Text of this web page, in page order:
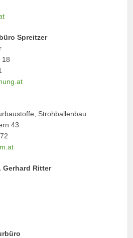
Spreitzer
18
Strohballenbau
43
Gerhard Ritter